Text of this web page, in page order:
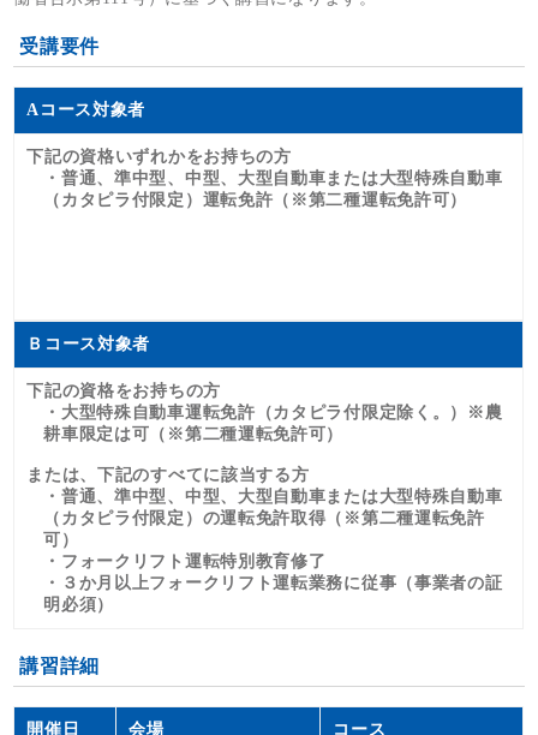
受講要件
Aコース対象者
下記の資格いずれかをお持ちの方
・普通、準中型、中型、大型自動車または大型特殊自動車
（カタピラ付限定）運転免許（※第二種運転免許可）
Ｂコース対象者
下記の資格をお持ちの方
・大型特殊自動車運転免許（カタピラ付限定除く。）※農
耕車限定は可（※第二種運転免許可）
または、下記のすべてに該当する方
・普通、準中型、中型、大型自動車または大型特殊自動車
（カタピラ付限定）の運転免許取得（※第二種運転免許
可）
・フォークリフト運転特別教育修了
・３か月以上フォークリフト運転業務に従事（事業者の証
明必須）
講習詳細
開催日 会場 コース